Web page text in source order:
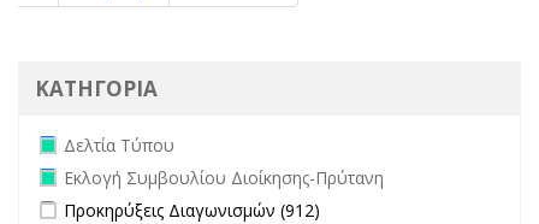
ΚΑΤΗΓΟΡΙΑ
Remove Δελτία Τύπου filter
Δελτία Τύπου
Remove Εκλογή Συμβουλίου Διοίκησης-Πρύτανη filter
Εκλογή Συμβουλίου Διοίκησης-Πρύτανη
Apply Προκηρύξεις Διαγωνισμών filter
Προκηρύξεις Διαγωνισμών (912)